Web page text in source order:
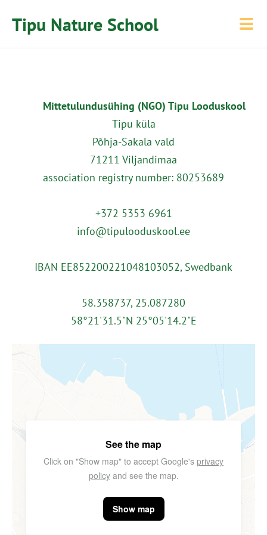
Tipu Nature School
Mittetulundusühing (NGO) Tipu Looduskool
Tipu küla
Põhja-Sakala vald
71211 Viljandimaa
association registry number: 80253689
+372 5353 6961
info@tipulooduskool.ee
IBAN EE852200221048103052, Swedbank
58.358737, 25.087280
58°21'31.5"N 25°05'14.2"E
See the map
Click on "Show map" to accept Google's privacy
policyand see the map.
Show map